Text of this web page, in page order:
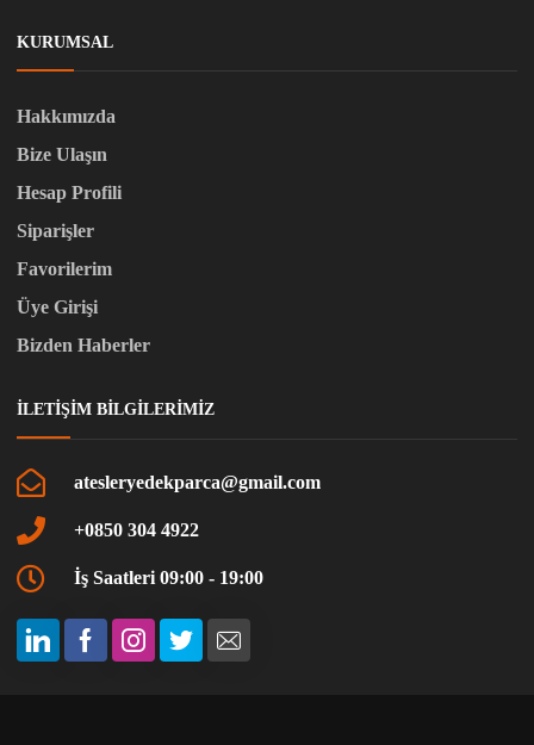
KURUMSAL
Hakkımızda
Bize Ulaşın
Hesap Profili
Siparişler
Favorilerim
Üye Girişi
Bizden Haberler
İLETIŞIM BILGILERIMIZ
atesleryedekparca@gmail.com
+0850 304 4922
İş Saatleri 09:00 - 19:00